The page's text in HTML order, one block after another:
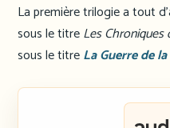
La première trilogie a tout
sous le titreLes
sous le titreLa Guerre de